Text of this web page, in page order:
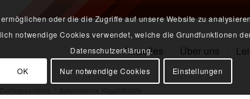
Aktuelles Über uns
oder die die Zugriffe auf unsere Website zu
notwendige Cookies verwendet, welche die Grundfunktionen
Datenschutzerklärung.
OK Nur notwendige Cookies Einstellungen